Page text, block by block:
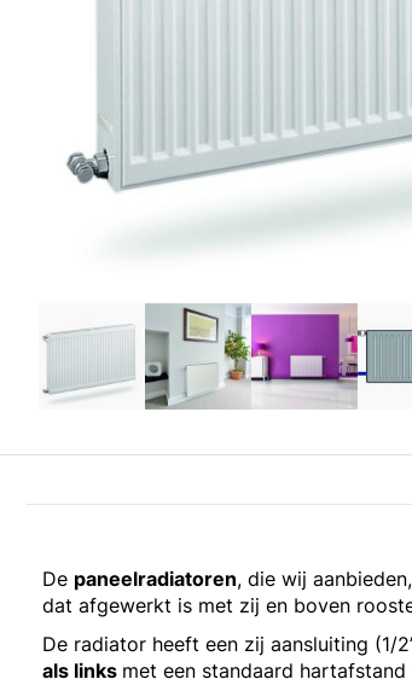
De paneelradiatoren, die wij
dat afgewerkt is met zij en boven
De radiator heeft een zij aansluiting (1/
als links met een standaard